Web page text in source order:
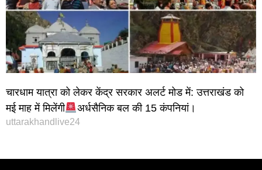
चारधाम यात्रा को लेकर केंद्र सरकार अलर्ट मोड में: उत्तराखंड को
मई माह में मिलेंगी
अर्धसैनिक बल की 15 कंपनियां।
uttarakhandlive24